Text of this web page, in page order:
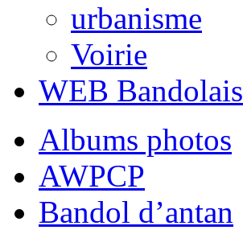
urbanisme
Voirie
WEB Bandolais
Albums photos
AWPCP
Bandol d’antan